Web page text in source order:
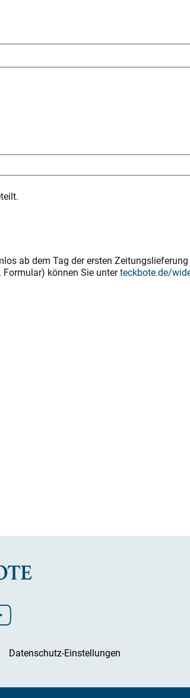
ab dem Tag der ersten
Formular) können Sie unterteckbote.de/
Datenschutz-Einstellungen